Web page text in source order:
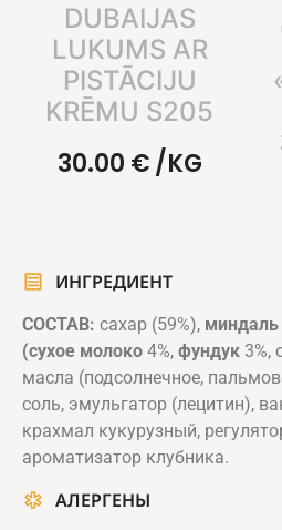
DUBAIJAS
LUKUMS AR
PISTĀCIJU
KRĒMU S205
30.00 €/KG
ИНГРЕДИЕНТ
СОСТАВ: сахар (59%), миндаль
(сухое молоко 4%, фундук 3%,
масла (подсолнечное,
соль, эмульгатор (лецитин),
крахмал кукурузный,
ароматизатор клубника.
АЛЕРГЕНЫ